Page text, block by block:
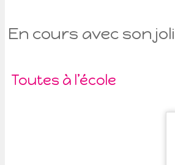
En cours avec son
Toutes à l’école